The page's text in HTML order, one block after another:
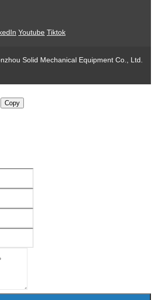
Youtube Tiktok
Solid Mechanical Equipment Co., Ltd.
Copy